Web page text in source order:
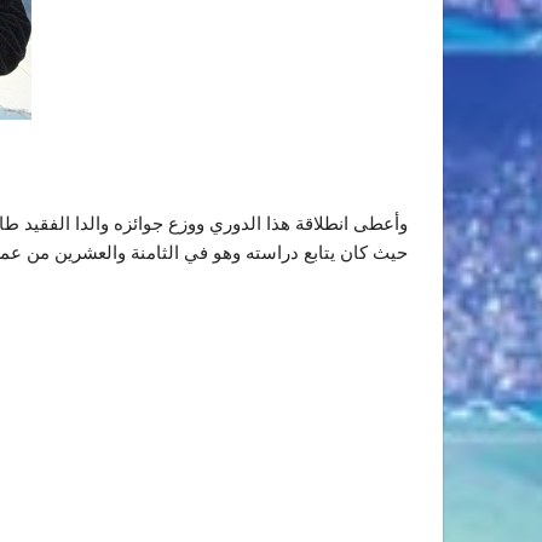
حيث كان يتابع دراسته وهو في الثامنة والعشرين من